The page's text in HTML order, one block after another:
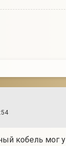
кобель мог